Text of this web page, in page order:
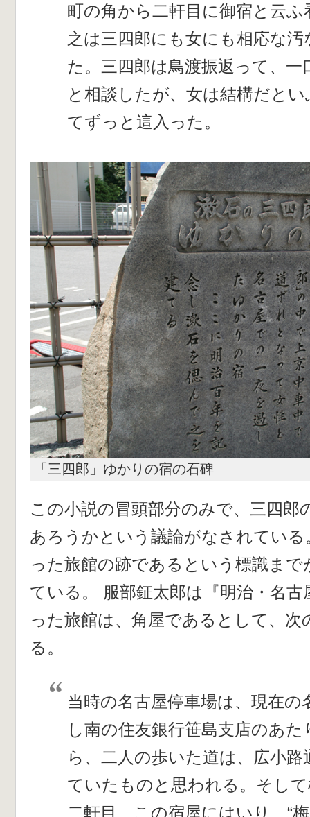
町の角から二軒目に御宿と云ふ
之は三四郎にも女にも相応な
た。三四郎は鳥渡振返って、一
と相談したが、女は結構だと
てずっと這入った。
「三四郎」ゆかりの宿の石碑
この小説の冒頭部分のみで、三四郎
あろうかという議論がなされてい
った旅館の跡であるという標識ま
ている。 服部鉦太郎は『明治・名
った旅館は、角屋であるとして、次
る。
当時の名古屋停車場は、現在の
し南の住友銀行笹島支店のあ
ら、二人の歩いた道は、広小
ていたものと思われる。そし
二軒目、この宿屋にはいり、“